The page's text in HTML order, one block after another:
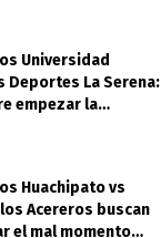
Universidad
Deportes La Serena:
empezar la
Huachipato vs
Acereros buscan
el mal momento